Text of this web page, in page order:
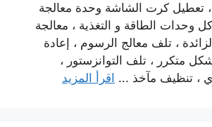
، تعطيل كرت الشاشة وحدة معالجة
وحدات الطاقة و التغذية ، معالجة
، تلف معالج الرسوم ، إعادة
متكرر ، تلف التوانزستور ،
، تنظيف مآخذ ... اقرأ المزيد